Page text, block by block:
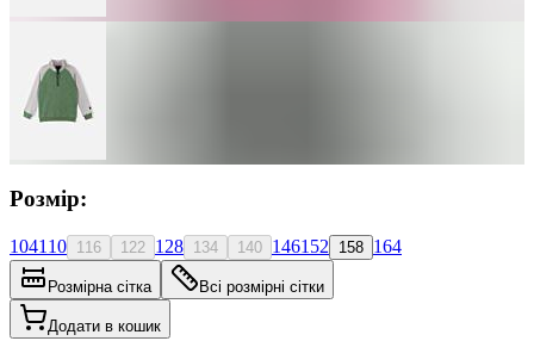
Розмір:
104110 116 122 128 134 140 146152 158 164
Розмірна сітка Всі розмірні сітки
Додати в кошик